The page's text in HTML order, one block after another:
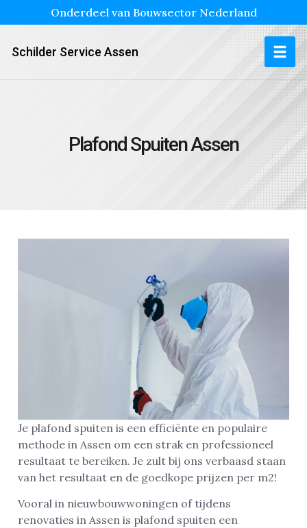
Onderdeel van Bouwsector Nederland
Schilder Service Assen
Plafond Spuiten Assen
Je plafond spuiten is een efficiënte en populaire
methode in Assen om een strak en professioneel
resultaat te bereiken. Je zult bij ons verbaasd staan
van het resultaat en de goedkope prijzen per m2!
Vooral in nieuwbouwwoningen of tijdens
renovaties in Assen is plafond spuiten een